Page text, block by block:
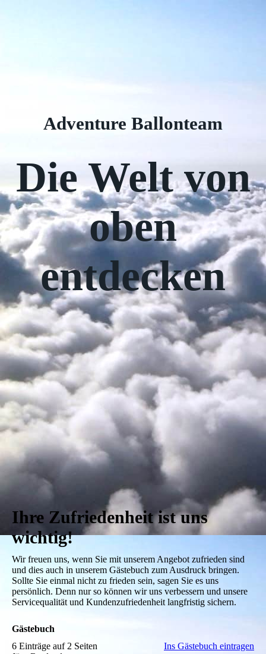
Adventure Ballonteam
Die Welt von
oben
entdecken
Ihre Zufriedenheit ist uns
wichtig!
Wir freuen uns, wenn Sie mit unserem Angebot zufrieden sind
und dies auch in unserem Gästebuch zum Ausdruck bringen.
Sollte Sie einmal nicht zu frieden sein, sagen Sie es uns
persönlich. Denn nur so können wir uns verbessern und unsere
Servicequalität und Kundenzufriedenheit langfristig sichern.
Gästebuch
6 Einträge auf 2 Seiten
Ins Gästebuch eintragen